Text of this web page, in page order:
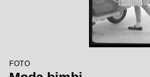
FOTO